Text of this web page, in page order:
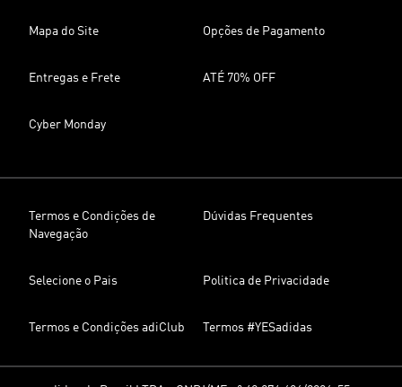
Mapa do Site Opções de Pagamento
Entregas e Frete ATÉ 70% OFF
Cyber Monday
Termos e Condições de
Navegação
Dúvidas Frequentes
Selecione o Pais Politica de Privacidade
Termos e Condições adiClub Termos #YESadidas